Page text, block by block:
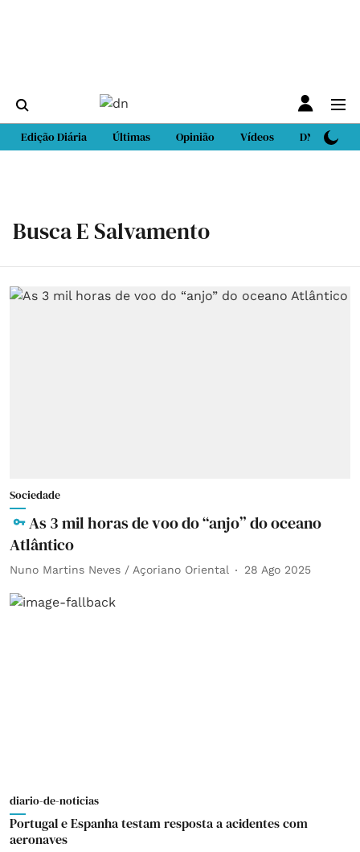
Edição Diária Últimas Opinião Vídeos DN Sport
Busca E Salvamento
Sociedade
As 3 mil horas de voo do “anjo” do oceano
Atlântico
Nuno Martins Neves / Açoriano Oriental 28 Ago 2025
diario-de-noticias
Portugal e Espanha testam resposta a acidentes com
aeronaves